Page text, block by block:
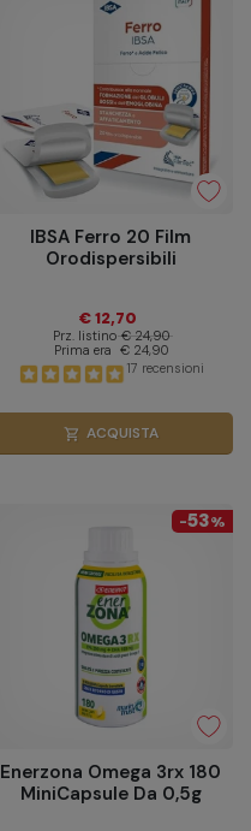
IBSA Ferro 20 Film
Orodispersibili
€ 12,70
Prz. listino € 24,90
Prima era € 24,90
17 recensioni
shopping_cart ACQUISTA
-53%
Enerzona Omega 3rx 180
MiniCapsule Da 0,5g